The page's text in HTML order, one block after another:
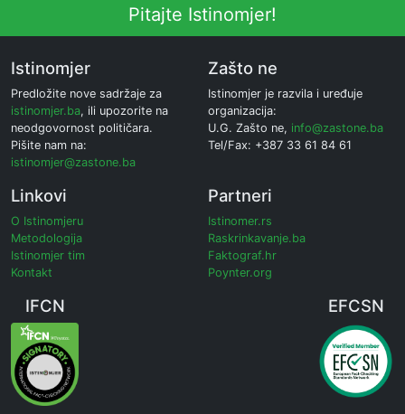
Pitajte Istinomjer!
Istinomjer
Predložite nove sadržaje za
istinomjer.ba, ili upozorite na
neodgovornost političara.
Pišite nam na:
istinomjer@zastone.ba
Zašto ne
Istinomjer je razvila i uređuje
organizacija:
U.G. Zašto ne, info@zastone.ba
Tel/Fax: +387 33 61 84 61
Linkovi
O Istinomjeru
Metodologija
Istinomjer tim
Kontakt
Partneri
Istinomer.rs
Raskrinkavanje.ba
Faktograf.hr
Poynter.org
IFCN EFCSN